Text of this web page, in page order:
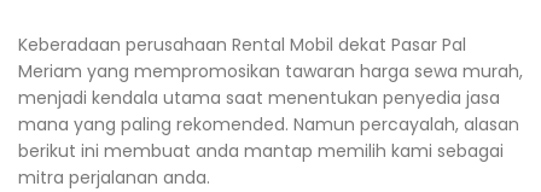
Keberadaan perusahaan Rental Mobil dekat Pasar Pal
Meriam yang mempromosikan tawaran harga sewa murah,
menjadi kendala utama saat menentukan penyedia jasa
mana yang paling rekomended. Namun percayalah, alasan
berikut ini membuat anda mantap memilih kami sebagai
mitra perjalanan anda.